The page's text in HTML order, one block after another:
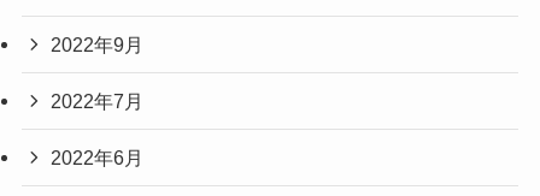
2022年9月
2022年7月
2022年6月